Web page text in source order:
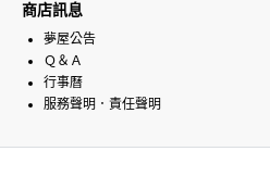
商店訊息
夢屋公告
Ｑ＆Ａ
行事曆
服務聲明．責任聲明